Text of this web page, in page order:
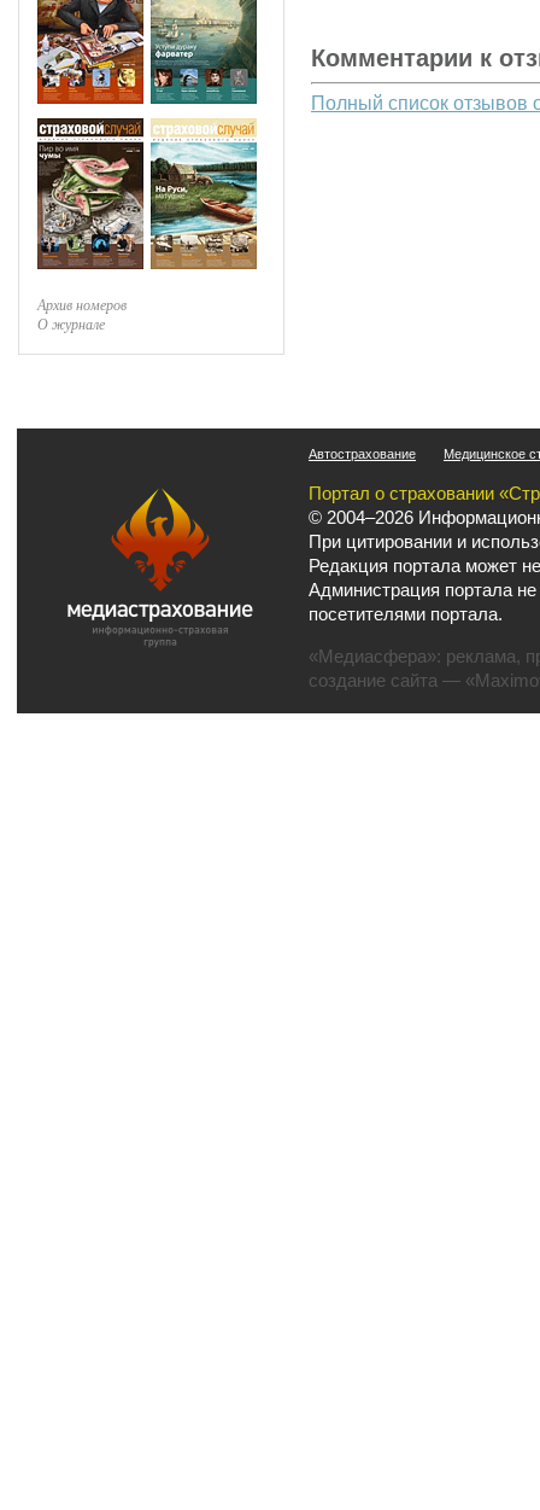
Архив номеров
О журнале
Комментарии к
Полный список отзывов
Автострахование Медицинское
Портал о страховании
© 2004–2026
При цитировании и
Редакция портала может
Администрация портала
посетителями портала.
«Медиасфера»: реклама,
создание сайта —